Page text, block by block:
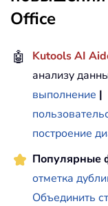
Office
🤖 Kutools AI
анализу
выполнение |
построение
Популярные
отметка
Объединить